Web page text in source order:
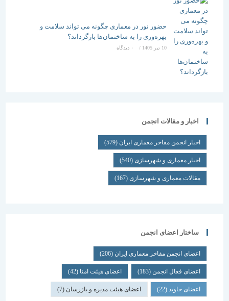
حضور نور در معماری چگونه می تواند سلامت و
بهره‌وری را به ساختمان‌ها بازگرداند؟
/ ۰ دیدگاه
اخبار و مقالات انجمن
اخبار انجمن مفاخر معماری ایران (579)
اخبار معماری و شهرسازی(540)
مقالات معماری و شهرسازی(167)
ساختار اعضای انجمن
اعضای انجمن مفاخر معماری ایران (206)
اعضای فعال انجمن(183) اعضای هیئت امنا(42)
اعضای جاوید(22) اعضای هیئت مدیره و بازرسان(7)